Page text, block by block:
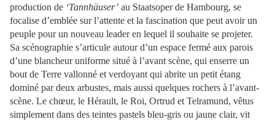
production de ‘Tannhäuser’ au Staatsoper de Hambourg, se
focalise d’emblée sur l’attente et la fascination que peut avoir un
peuple pour un nouveau leader en lequel il souhaite se projeter.
Sa scénographie s’articule autour d’un espace fermé aux parois
d’une blancheur uniforme situé à l’avant scène, qui enserre un
bout de Terre vallonné et verdoyant qui abrite un petit étang
dominé par deux arbustes, mais aussi quelques rochers à l’avant-
scène. Le chœur, le Hérault, le Roi, Ortrud et Telramund, vêtus
simplement dans des teintes pastels bleu-gris ou jaune clair, vit